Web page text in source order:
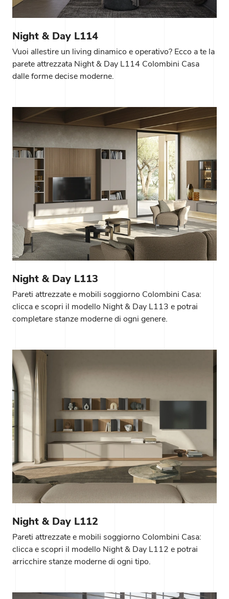
Night & Day L114
Vuoi allestire un living dinamico e operativo? Ecco a te la
parete attrezzata Night & Day L114 Colombini Casa
dalle forme decise moderne.
Night & Day L113
Pareti attrezzate e mobili soggiorno Colombini Casa:
clicca e scopri il modello Night & Day L113 e potrai
completare stanze moderne di ogni genere.
Night & Day L112
Pareti attrezzate e mobili soggiorno Colombini Casa:
clicca e scopri il modello Night & Day L112 e potrai
arricchire stanze moderne di ogni tipo.